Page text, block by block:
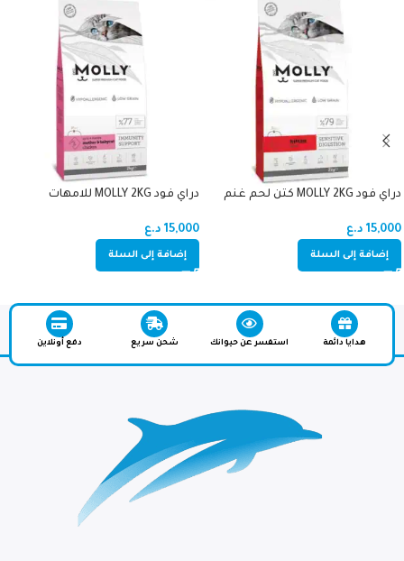
دراي فود MOLLY 2KG كتن لحم غنم
15,000 د.ع
إضافة إلى السلة
دراي فود MOLLY 2KG للامهات
15,000 د.ع
إضافة إلى السلة
هدايا دائمة استفسر عن حيوانك شحن سريع دفع أونلاين